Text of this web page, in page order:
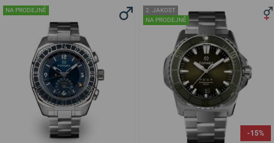
NA PRODEJNĚ
2. JAKOST
NA PRODEJNĚ
-15%